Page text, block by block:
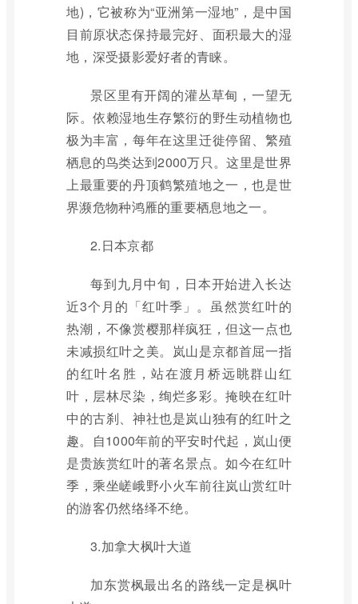
地)，它被称为“亚洲第一湿地”，是中国
目前原状态保持最完好、面积最大的湿
地，深受摄影爱好者的青睐。
景区里有开阔的灌丛草甸，一望无
际。依赖湿地生存繁衍的野生动植物也
极为丰富，每年在这里迁徙停留、繁殖
栖息的鸟类达到2000万只。这里是世界
上最重要的丹顶鹤繁殖地之一，也是世
界濒危物种鸿雁的重要栖息地之一。
2.日本京都
每到九月中旬，日本开始进入长达
近3个月的「红叶季」。虽然赏红叶的
热潮，不像赏樱那样疯狂，但这一点也
未减损红叶之美。岚山是京都首屈一指
的红叶名胜，站在渡月桥远眺群山红
叶，层林尽染，绚烂多彩。掩映在红叶
中的古刹、神社也是岚山独有的红叶之
趣。自1000年前的平安时代起，岚山便
是贵族赏红叶的著名景点。如今在红叶
季，乘坐嵯峨野小火车前往岚山赏红叶
的游客仍然络绎不绝。
3.加拿大枫叶大道
加东赏枫最出名的路线一定是枫叶